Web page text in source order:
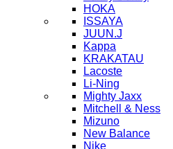
HOKA
ISSAYA
JUUN.J
Kappa
KRAKATAU
Lacoste
Li-Ning
Mighty Jaxx
Mitchell & Ness
Mizuno
New Balance
Nike